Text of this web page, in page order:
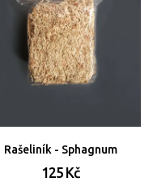
Rašeliník - Sphagnum
125 Kč